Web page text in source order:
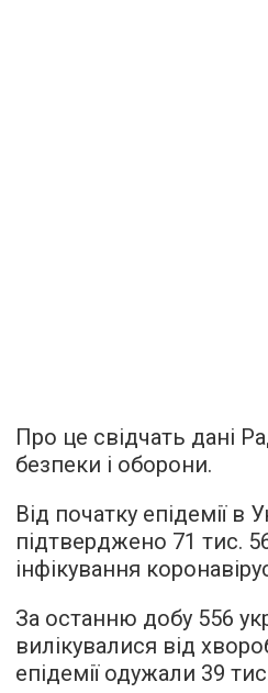
Про це свідчать дані
безпеки і оборони.
Від початку епідемії в
підтверджено 71 тис.
інфікування
За останню добу 556
вилікувалися від
епідемії одужали 39